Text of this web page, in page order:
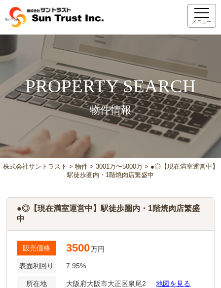
メニュー
PROPERTY SEARCH
物件情報
株式会社サントラスト > 物件> 3001万〜5000万> ●◎【現在満室運営中】
駅徒歩圏内・1階焼肉店繁盛中
●◎【現在満室運営中】駅徒歩圏内・1階焼肉店繁盛
中
販売価格 3500万円
表面利回り 7.95%
所在地 大阪府大阪市大正区泉尾2 地図を見る